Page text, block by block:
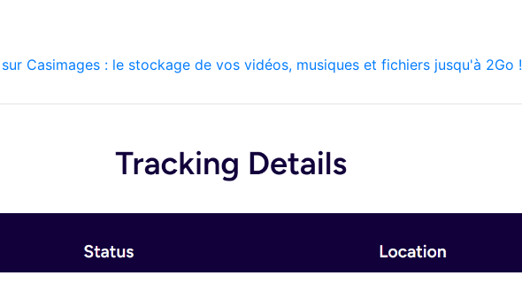
Casimages : le stockage de vos vidéos, musiques et fichiers jusqu'à 2Go !